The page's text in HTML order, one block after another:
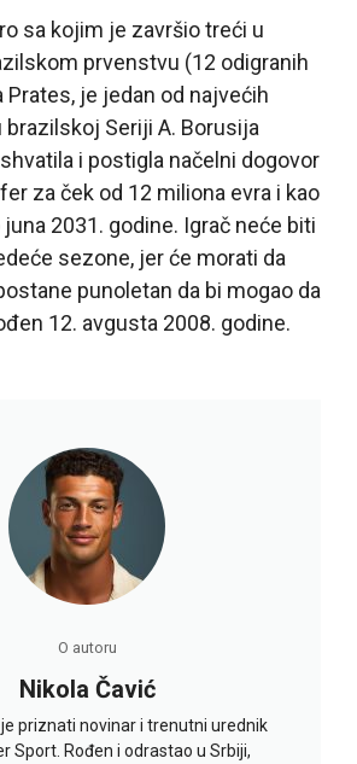
sa kojim je završio treći u
prvenstvu (12 odigranih
Prates, je jedan od najvećih
brazilskoj Seriji A. Borusija
i postigla načelni dogovor
za ček od 12 miliona evra i kao
2031. godine. Igrač neće biti
sezone, jer će morati da
punoletan da bi mogao da
12. avgusta 2008. godine.
O autoru
Nikola Čavić
je priznati novinar i trenutni urednik
Sport. Rođen i odrastao u Srbiji,